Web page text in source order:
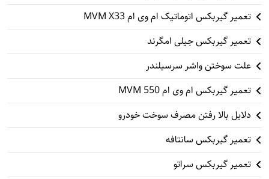
تعمیر گیربکس اتوماتیک ام وی ام MVM X33
تعمیر گیربکس جیلی امگرند
علت سوختن واشر سرسیلندر
تعمیر گیربکس ام وی ام 550 MVM
دلایل بالا رفتن مصرف سوخت خودرو
تعمیر گیربکس سانتافه
تعمیر گیربکس سراتو